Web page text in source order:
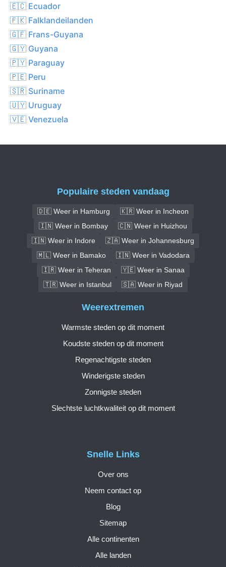
🇪🇨 Ecuador
🇫🇰 Falklandeilanden
🇬🇫 Frans-Guyana
🇬🇾 Guyana
🇵🇾 Paraguay
🇵🇪 Peru
🇸🇷 Suriname
🇺🇾 Uruguay
🇻🇪 Venezuela
Populaire steden vandaag
🇩🇪 Weer in Hamburg
🇰🇷 Weer in Incheon
🇮🇳 Weer in Bombay
🇨🇳 Weer in Huizhou
🇮🇳 Weer in Indore
🇿🇦 Weer in Johannesburg
🇲🇱 Weer in Bamako
🇮🇳 Weer in Vadodara
🇮🇷 Weer in Teheran
🇾🇪 Weer in Sanaa
🇹🇷 Weer in Istanbul
🇸🇦 Weer in Riyad
Snelle Links
Over ons
Neem contact op
Blog
Sitemap
Alle continenten
Alle landen
Weerextremen
Warmste steden op dit moment
Koudste steden op dit moment
Regenachtigste steden
Winderigste steden
Zonnigste steden
Slechtste luchtkwaliteit op dit moment